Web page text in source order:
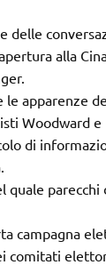
delle
alla
le apparenze
Woodward
di
quale
campagna
comitati